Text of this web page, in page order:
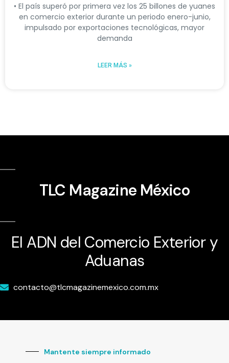
• El país superó por primera vez los 25 billones de yuanes
en comercio exterior durante un periodo enero-junio,
impulsado por exportaciones tecnológicas, mayor
demanda
LEER MÁS »
TLC Magazine México
El ADN del Comercio Exterior y
Aduanas
contacto@tlcmagazinemexico.com.mx
Mantente siempre informado